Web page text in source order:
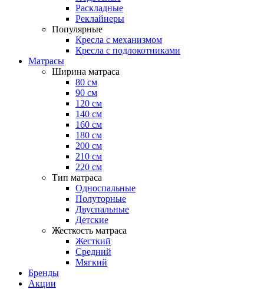
Раскладные
Реклайнеры
Популярные
Кресла с механизмом
Кресла с подлокотниками
Матрасы
Ширина матраса
80 см
90 см
120 см
140 см
160 см
180 см
200 см
210 см
220 см
Тип матраса
Односпальные
Полуторные
Двуспальные
Детские
Жесткость матраса
Жесткий
Средний
Мягкий
Бренды
Акции